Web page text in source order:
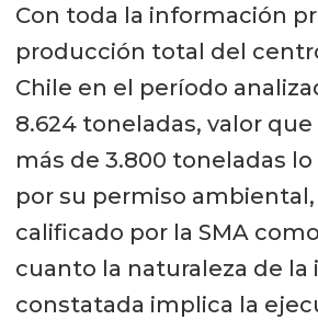
Con toda la información
producción total del
Chile en el período
8.624 toneladas, valor que
más de 3.800 toneladas
por su permiso
calificado por la SMA
cuanto la naturaleza de la
constatada implica la